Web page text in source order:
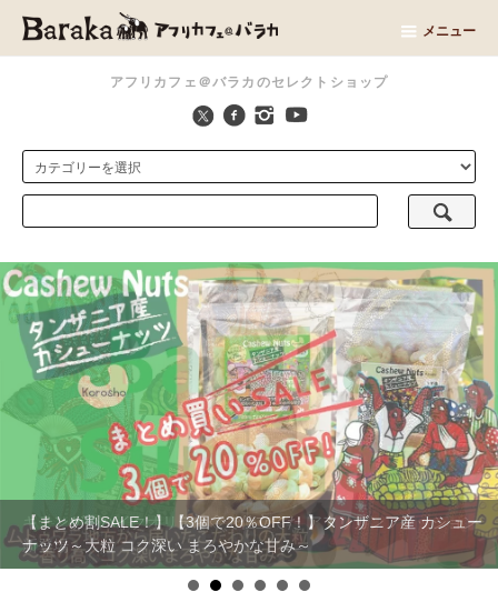
アフリカフェ＠バラカのセレクトショップ
メニュー
キテンゲ◇ハイクオリティ◇で仕立てた アフリカンファッション
新登場
【まとめ割SALE！】【3個で20％OFF！】タンザニア産 カシュー
ナッツ～大粒 コク深い まろやかな甘み～